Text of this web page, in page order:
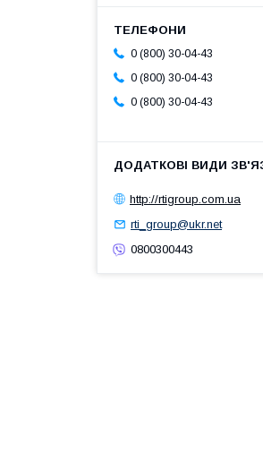
0 (800) 30-04-43
0 (800) 30-04-43
0 (800) 30-04-43
http://rtigroup.com.ua
rti_group@ukr.net
0800300443